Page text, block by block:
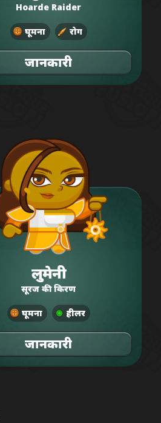
Hoarde Raider
घूमना रोग
जानकारी
लुमेनी
सूरज की किरण
घूमना हीलर
जानकारी